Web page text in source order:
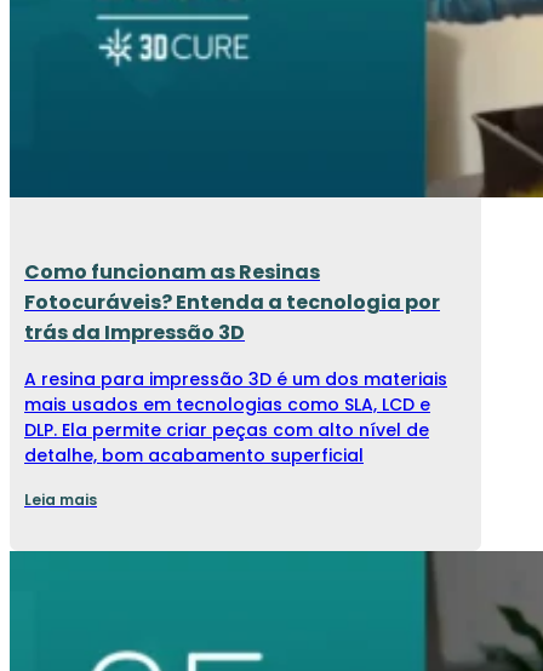
Como funcionam as Resinas
Fotocuráveis? Entenda a tecnologia por
trás da Impressão 3D
A resina para impressão 3D é um dos materiais
mais usados em tecnologias como SLA, LCD e
DLP. Ela permite criar peças com alto nível de
detalhe, bom acabamento superficial
Leia mais